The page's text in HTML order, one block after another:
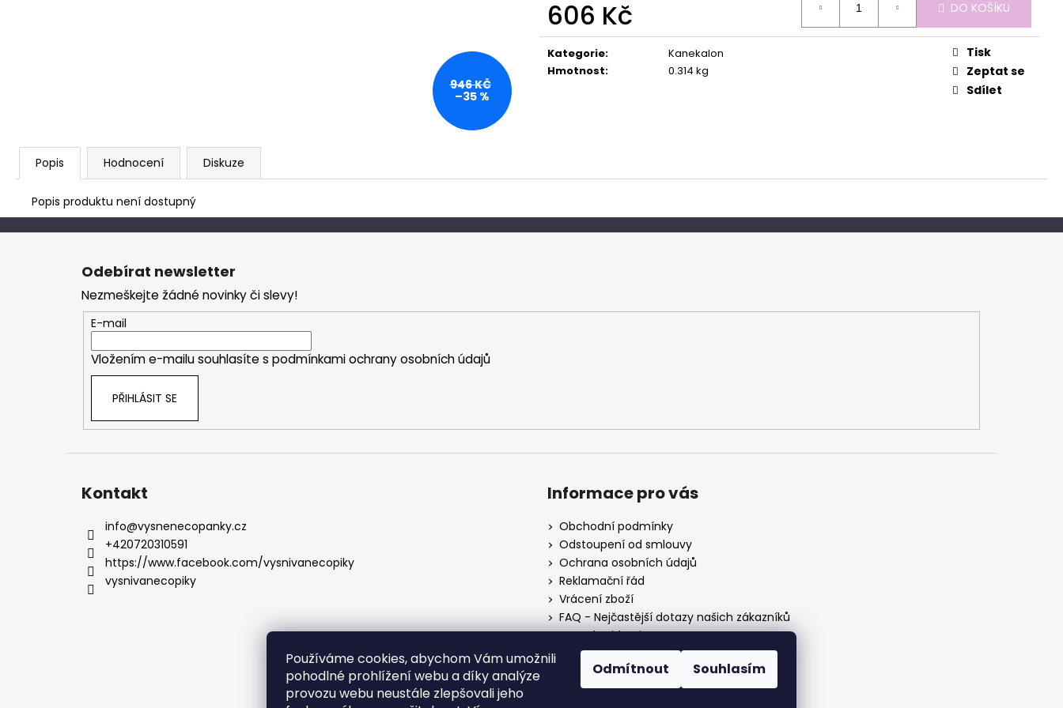
Používáme cookies, abychom Vám umožnili
pohodlné prohlížení webu a díky analýze
provozu webu neustále zlepšovali jeho
Odmítnout Souhlasím
606 Kč
Měrná
cena:
DO KOŠÍKU
Kategorie:
Kanekalon
Hmotnost: 0.314 kg
Tisk
Zeptat se
Sdílet
946 KČ
–35 %
Popis Hodnocení Diskuze
Popis produktu není dostupný
Z
Odebírat newsletter
Nezmeškejte žádné novinky či slevy!
E-mail
Vložením e-mailu souhlasíte s podmínkami ochrany osobních údajů
PŘIHLÁSIT SE
Kontakt
info@vysnenecopanky.cz
+420720310591
https://www.facebook.com/vysnivanecopiky
vysnivanecopiky
Informace pro vás
Obchodní podmínky
Odstoupení od smlouvy
Ochrana osobních údajů
Reklamační řád
Vrácení zboží
FAQ - Nejčastější dotazy našich zákazníků
Mapa braiderek
Kurz zapletání vlasů
O nás